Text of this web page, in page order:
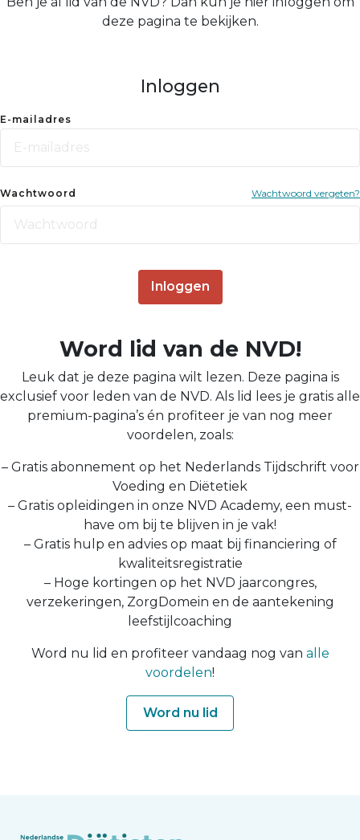
deze pagina te bekijken.
Inloggen
E-mailadres
Wachtwoord Wachtwoord vergeten?
Inloggen
Word lid van de NVD!
Leuk dat je deze pagina wilt lezen. Deze pagina is
exclusief voor leden van de NVD. Als lid lees je gratis alle
premium-pagina’s én profiteer je van nog meer
voordelen, zoals:
– Gratis abonnement op het Nederlands Tijdschrift voor
Voeding en Diëtetiek
– Gratis opleidingen in onze NVD Academy, een must-
have om bij te blijven in je vak!
– Gratis hulp en advies op maat bij financiering of
kwaliteitsregistratie
– Hoge kortingen op het NVD jaarcongres,
verzekeringen, ZorgDomein en de aantekening
leefstijlcoaching
Word nu lid en profiteer vandaag nog van alle
voordelen!
Word nu lid